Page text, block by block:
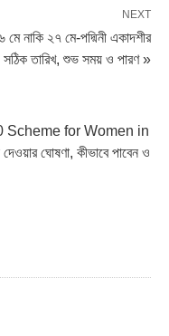
NEXT
২৭ মে-পদ্মিনী একাদশীর
সঠিক তারিখ, শুভ সময় ও পারণ »
Scheme for Women in
ঘোষণা, কীভাবে পাবেন ও